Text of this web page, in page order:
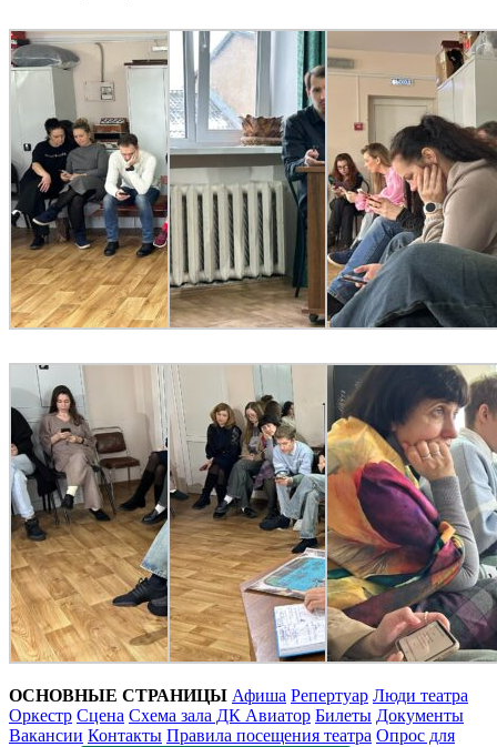
ОСНОВНЫЕ СТРАНИЦЫ Афиша Репертуар Люди театра
Оркестр Сцена Схема зала ДК Авиатор Билеты Документы
Вакансии Контакты Правила посещения театра Опрос для